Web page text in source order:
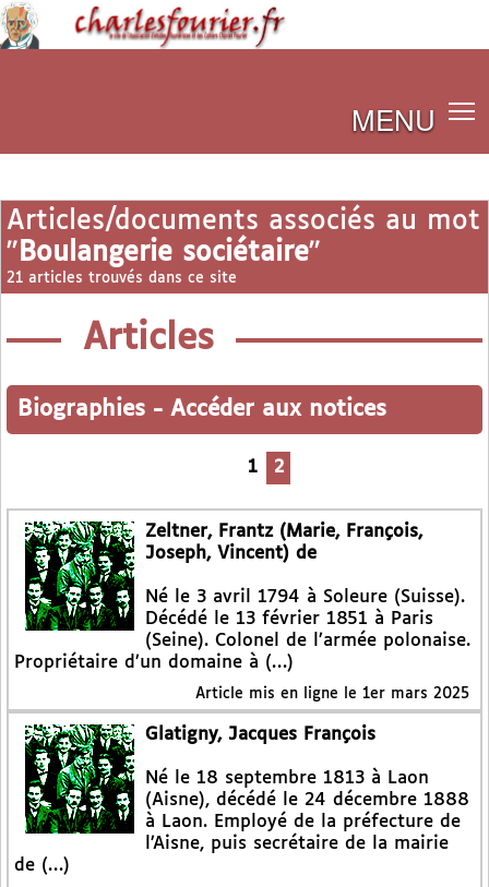
MENU
Articles/documents associés au mot
" Boulangerie sociétaire"
21 articles trouvés dans ce site
Articles
Biographies - Accéder aux notices
1 2
Zeltner, Frantz (Marie, François,
Joseph, Vincent) de
Né le 3 avril 1794 à Soleure (Suisse).
Décédé le 13 février 1851 à Paris
(Seine). Colonel de l’armée polonaise.
Propriétaire d’un domaine à (…)
Article mis en ligne le 1er mars 2025
Glatigny, Jacques François
Né le 18 septembre 1813 à Laon
(Aisne), décédé le 24 décembre 1888
à Laon. Employé de la préfecture de
l’Aisne, puis secrétaire de la mairie
de (…)